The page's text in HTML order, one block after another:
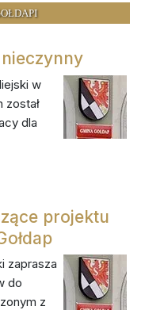
w
został
dla
projektu
zaprasza
do
z